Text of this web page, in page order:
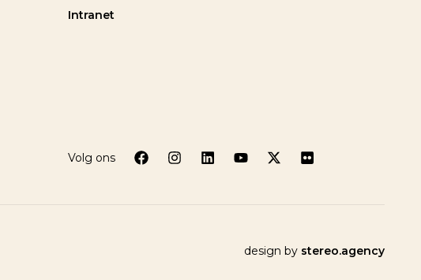
Intranet
Volg ons
design by stereo.agency